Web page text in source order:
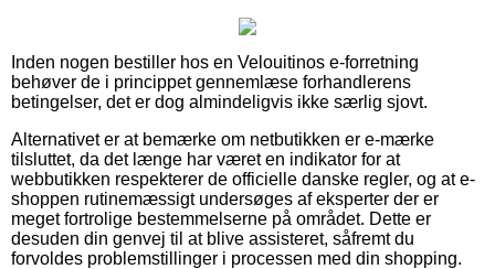
Inden nogen bestiller hos en Velouitinos e-forretning
behøver de i princippet gennemlæse forhandlerens
betingelser, det er dog almindeligvis ikke særlig sjovt.
Alternativet er at bemærke om netbutikken er e-mærke
tilsluttet, da det længe har været en indikator for at
webbutikken respekterer de officielle danske regler, og at e-
shoppen rutinemæssigt undersøges af eksperter der er
meget fortrolige bestemmelserne på området. Dette er
desuden din genvej til at blive assisteret, såfremt du
forvoldes problemstillinger i processen med din shopping.